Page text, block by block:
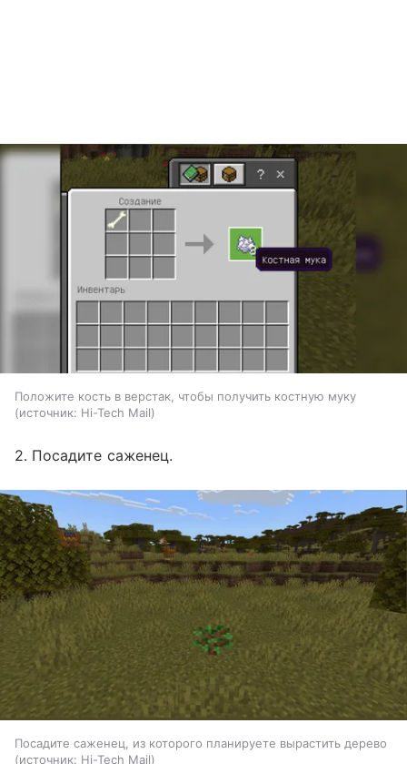
Положите кость в верстак, чтобы получить костную муку
источник: Hi-Tech Mail
2. Посадите саженец.
Посадите саженец, из которого планируете вырастить дерево
источник: Hi-Tech Mail